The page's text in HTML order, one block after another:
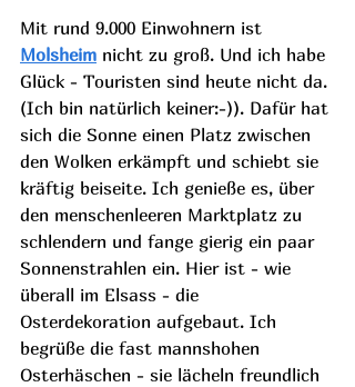
Mit rund 9.000 Einwohnern ist
Molsheim nicht zu groß. Und ich habe
Glück - Touristen sind heute nicht da.
(Ich bin natürlich keiner:-)). Dafür hat
sich die Sonne einen Platz zwischen
den Wolken erkämpft und schiebt sie
kräftig beiseite. Ich genieße es, über
den menschenleeren Marktplatz zu
schlendern und fange gierig ein paar
Sonnenstrahlen ein. Hier ist - wie
überall im Elsass - die
Osterdekoration aufgebaut. Ich
begrüße die fast mannshohen
Osterhäschen - sie lächeln freundlich